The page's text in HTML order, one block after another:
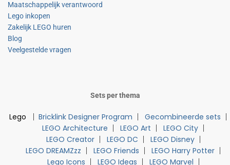
Maatschappelijk verantwoord
Lego inkopen
Zakelijk LEGO huren
Blog
Veelgestelde vragen
Sets per thema
Lego Bricklink Designer Program
Gecombineerde sets
LEGO Architecture
LEGO Art
LEGO City
LEGO Creator
LEGO DC
LEGO Disney
LEGO DREAMZzz
LEGO Friends
LEGO Harry Potter
Lego Icons
LEGO Ideas LEGO Marvel